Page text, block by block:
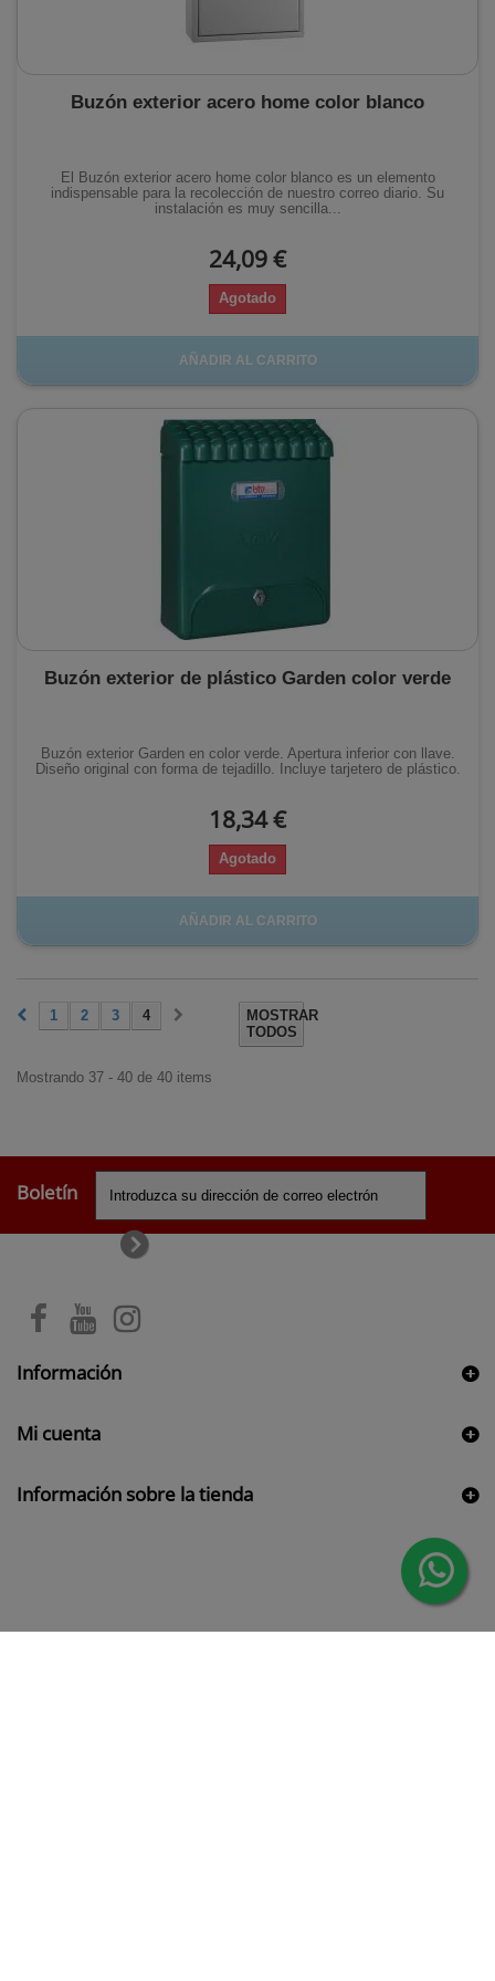
Buzón exterior acero home color blanco
El Buzón exterior acero home color blanco es un elemento
indispensable para la recolección de nuestro correo diario. Su
instalación es muy sencilla...
24,09 €
Agotado
AÑADIR AL CARRITO
Buzón exterior de plástico Garden color verde
Buzón exterior Garden en color verde. Apertura inferior con llave.
Diseño original con forma de tejadillo. Incluye tarjetero de plástico.
18,34 €
Agotado
AÑADIR AL CARRITO
MOSTRAR
TODOS
1 2 3 4
Mostrando 37 - 40 de 40 items
Boletín
Información
Mi cuenta
Información sobre la tienda